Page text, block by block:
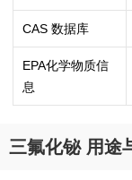
CAS 数据库
EPA化学物质信
息
三氟化铋 用途